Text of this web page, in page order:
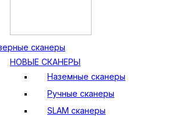
сканеры
НОВЫЕ СКАНЕРЫ
Наземные сканеры
Ручные сканеры
SLAM сканеры